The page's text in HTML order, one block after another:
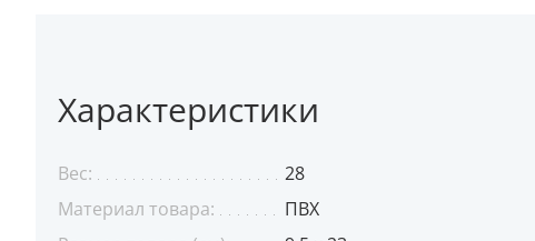
Характеристики
Вес:
28
Материал товара:
ПВХ